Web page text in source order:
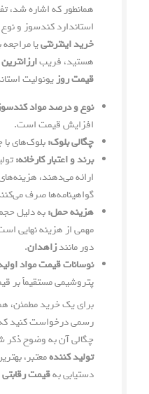
همانطور که اشاره شد،
استاندارد کندسوز و
خرید اینترنتییا
هستید، فریب
قیمت روزیونولیت
نوع و درصد مواد
افزایش قیمت است.
چگالی بلوک:بلوک‌های با
برند و اعتبار کارخانه:
ارائه می‌دهند،
گواهینامه‌ها صرف
هزینه حمل:به دلیل حجم
مهمی از هزینه نهایی
دور مانندزاهدان.
نوسانات قیمت مواد
پتروشیمی مستقیماً بر
برای یک خرید مطمئن،
رسمی درخواست کنید
چگالی آن به وضوح ذکر
تولید کنندهمعتبر،
دستیابی بهقیمت رقابتی